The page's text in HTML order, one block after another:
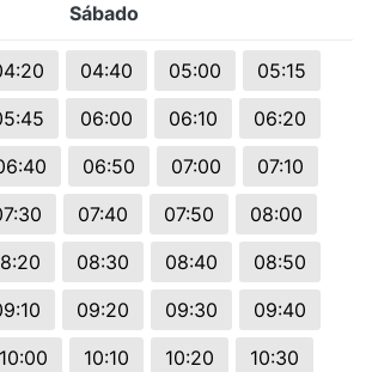
Sábado
04:40 05:00
05:15
06:00 06:10
06:20
06:50 07:00
07:10
07:40 07:50
08:00
08:30 08:40
08:50
09:20 09:30
09:40
10:00 10:10 10:20
10:30